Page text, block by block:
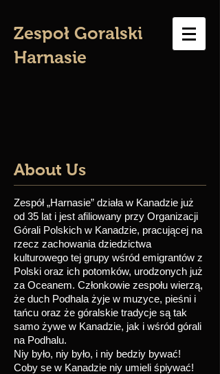
Zespoł Goralski
Harnasie
About Us
Zespół „Harnasie” działa w Kanadzie już
od 35 lat i jest afiliowany przy Organizacji
Górali Polskich w Kanadzie, pracującej na
rzecz zachowania dziedzictwa
kulturowego tej grupy wśród emigrantów z
Polski oraz ich potomków, urodzonych już
za Oceanem. Członkowie zespołu wierzą,
że duch Podhala żyje w muzyce, pieśni i
tańcu oraz że góralskie tradycje są tak
samo żywe w Kanadzie, jak i wśród górali
na Podhalu.
Niy było, niy było, i niy bedziy bywać!
Coby se w Kanadzie niy umieli śpiywać!